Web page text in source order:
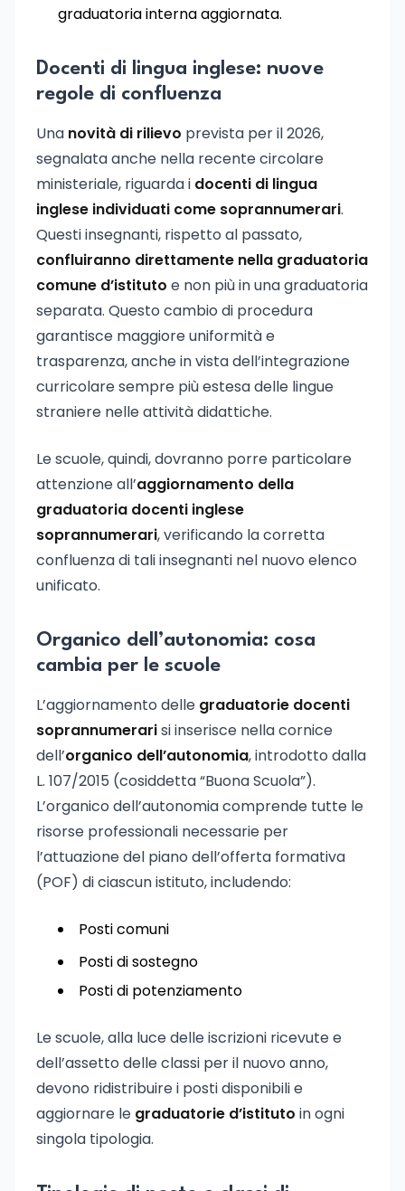
graduatoria interna aggiornata.
Docenti di lingua inglese: nuove
regole di confluenza
Una novità di rilievo prevista per il 2026,
segnalata anche nella recente circolare
ministeriale, riguarda i docenti di lingua
inglese individuati come soprannumerari.
Questi insegnanti, rispetto al passato,
confluiranno direttamente nella graduatoria
comune d’istituto e non più in una graduatoria
separata. Questo cambio di procedura
garantisce maggiore uniformità e
trasparenza, anche in vista dell’integrazione
curricolare sempre più estesa delle lingue
straniere nelle attività didattiche.
Le scuole, quindi, dovranno porre particolare
attenzione all’aggiornamento della
graduatoria docenti inglese
soprannumerari, verificando la corretta
confluenza di tali insegnanti nel nuovo elenco
unificato.
Organico dell’autonomia: cosa
cambia per le scuole
L’aggiornamento delle graduatorie docenti
soprannumerarisi inserisce nella cornice
dell’organico dell’autonomia, introdotto dalla
L. 107/2015 (cosiddetta “Buona Scuola”).
L’organico dell’autonomia comprende tutte le
risorse professionali necessarie per
l’attuazione del piano dell’offerta formativa
(POF) di ciascun istituto, includendo:
Posti comuni
Posti di sostegno
Posti di potenziamento
Le scuole, alla luce delle iscrizioni ricevute e
dell’assetto delle classi per il nuovo anno,
devono ridistribuire i posti disponibili e
aggiornare le graduatorie d’istituto in ogni
singola tipologia.